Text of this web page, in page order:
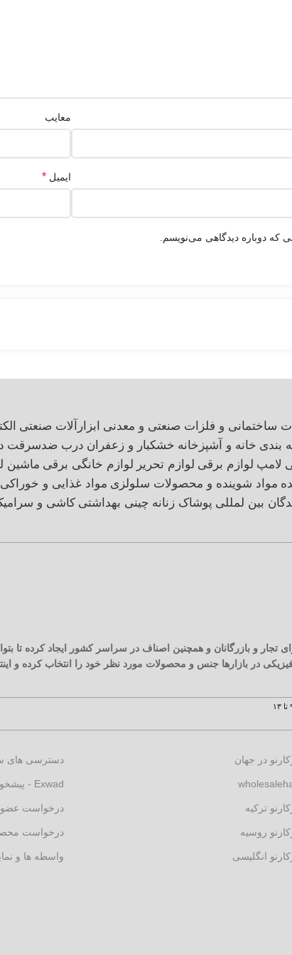
معایب
ایمیل *
که دوباره دیدگاهی می‌نویسم.
ساختمانی و فلزات صنعتی و معدنی ابزارآلات صنعتی
بندی خانه و آشپزخانه خشکبار و زعفران درب ضدسرقت
لامپ لوازم برقی لوازم تحریر لوازم خانگی برقی ماشین
مواد شوینده و محصولات سلولزی مواد غذایی و خوراکی
بین لمللی پوشاک زنانه چینی بهداشتی کاشی و
و بازرگانان و همچنین اصناف در سراسر کشور ایجاد کرده تا
فیزیکی در بازارها جنس و محصولات مورد نظر خود را انتخاب کرده
در جهان
ترکیه
روسیه
انگلیسی
دسترسی های
Exwad - پیشخوان تجارت و خدمات آرکارنو
درخواست
درخواست
واسطه ها و